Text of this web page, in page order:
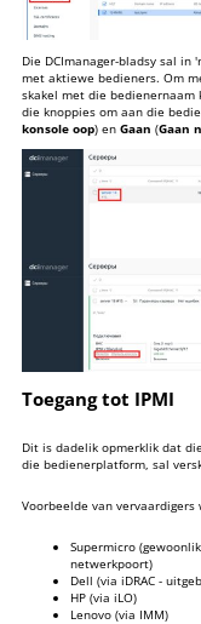
Die DCImanager-bladsy sal
met aktiewe bedieners. Om
skakel met die bedienernaam
die knoppies om aan die
konsole oop) en Gaan (Gaan
Toegang tot IPMI
Dit is dadelik opmerklik dat
die bedienerplatform, sal
Voorbeelde van vervaardigers
Supermicro
netwerkpoort)
Dell (via iDRAC -
HP (via iLO)
Lenovo (via IMM)